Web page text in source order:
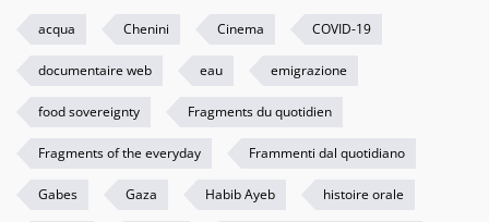
acqua Chenini Cinema COVID-19
documentaire web eau emigrazione
food sovereignty Fragments du quotidien
Fragments of the everyday Frammenti dal quotidiano
Gabes Gaza Habib Ayeb histoire orale